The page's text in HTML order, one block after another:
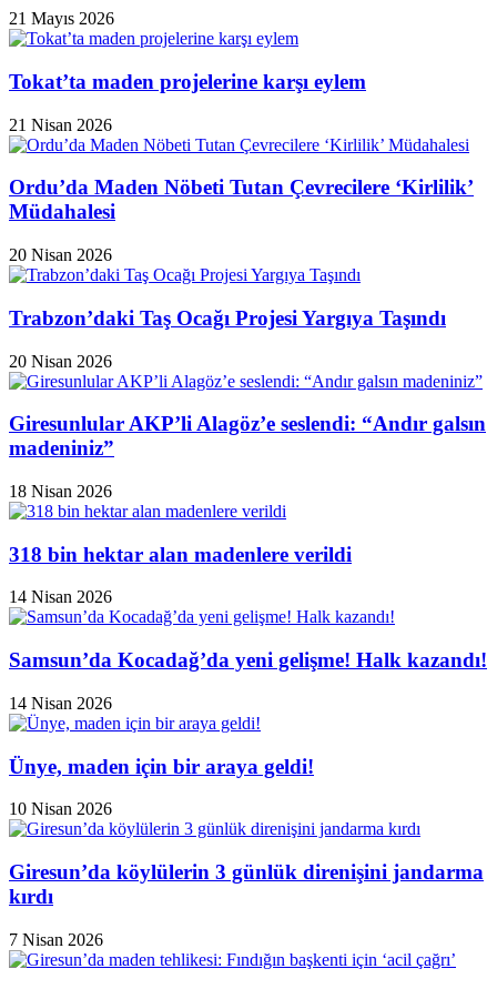
21 Mayıs 2026
Tokat’ta maden projelerine karşı eylem
21 Nisan 2026
Ordu’da Maden Nöbeti Tutan Çevrecilere ‘Kirlilik’
Müdahalesi
20 Nisan 2026
Trabzon’daki Taş Ocağı Projesi Yargıya Taşındı
20 Nisan 2026
Giresunlular AKP’li Alagöz’e seslendi: “Andır galsın
madeniniz”
18 Nisan 2026
318 bin hektar alan madenlere verildi
14 Nisan 2026
Samsun’da Kocadağ’da yeni gelişme! Halk kazandı!
14 Nisan 2026
Ünye, maden için bir araya geldi!
10 Nisan 2026
Giresun’da köylülerin 3 günlük direnişini jandarma
kırdı
7 Nisan 2026